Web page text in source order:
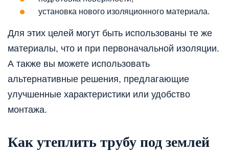
установка нового изоляционного материала.
Для этих целей могут быть использованы те же
материалы, что и при первоначальной изоляции.
А также вы можете использовать
альтернативные решения, предлагающие
улучшенные характеристики или удобство
монтажа.
Как утеплить трубу под землей